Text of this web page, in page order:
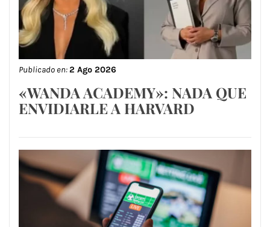
Publicado en:2 Ago 2026
«WANDA ACADEMY»: NADA QUE
ENVIDIARLE A HARVARD